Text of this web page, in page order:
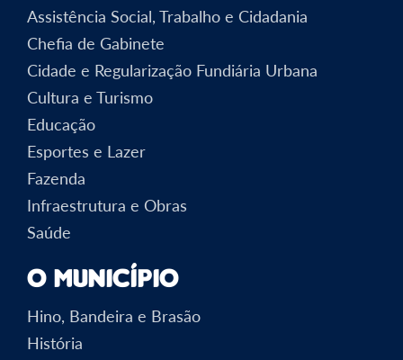
Assistência Social, Trabalho e Cidadania
Chefia de Gabinete
Cidade e Regularização Fundiária Urbana
Cultura e Turismo
Educação
Esportes e Lazer
Fazenda
Infraestrutura e Obras
Saúde
O Município
Hino, Bandeira e Brasão
História